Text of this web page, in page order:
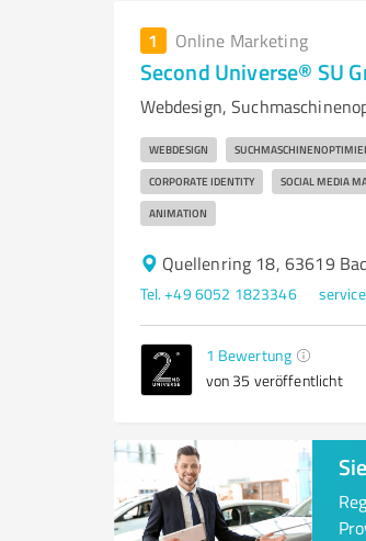
1 Online Marketing
Second Universe® SU
Webdesign,
WEBDESIGN
CORPORATE IDENTITY SOCIAL MEDIA
ANIMATION
Quellenring 18, 63619
Tel. +49 6052 1823346
1 Bewertung
von 35 veröffentlicht